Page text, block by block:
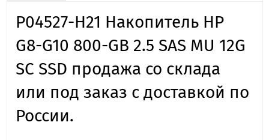
P04527-H21 Накопитель HP
G8-G10 800-GB 2.5 SAS MU 12G
SC SSD продажа со склада
или под заказ с доставкой по
России.